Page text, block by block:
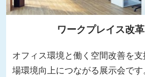
ワークプレイス改
オフィス環境と働く空間改善を
場環境向上につながる展示会です